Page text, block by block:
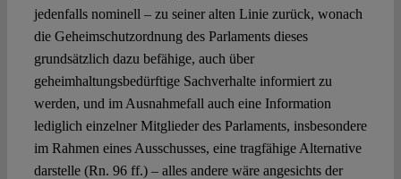
jedenfalls nominell – zu seiner alten Linie zurück, wonach
die Geheimschutzordnung des Parlaments dieses
grundsätzlich dazu befähige, auch über
geheimhaltungsbedürftige Sachverhalte informiert zu
werden, und im Ausnahmefall auch eine Information
lediglich einzelner Mitglieder des Parlaments, insbesondere
im Rahmen eines Ausschusses, eine tragfähige Alternative
darstelle (Rn. 96 ff.) – alles andere wäre angesichts der